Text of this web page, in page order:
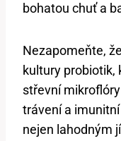
bohatou chuť a
Nezapomeňte,
kultury probiotik,
střevní
trávení a
nejen lahodným